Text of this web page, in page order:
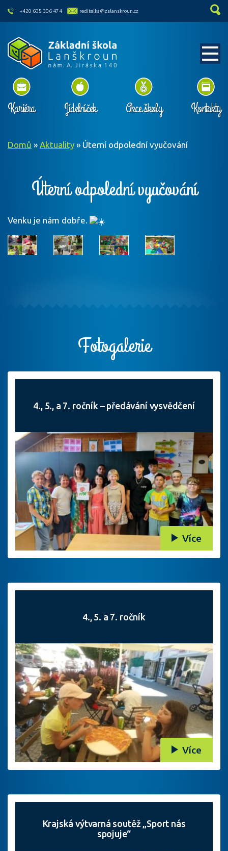
skip to main content
+420 605 306 474 reditelka@zslanskroun.cz
Kariéra Jídelníček Akce školy Kontakty
Domů » Aktuality » Úterní odpolední vyučování
Úterní odpolední vyučování
Venku je nám dobře.
Fotogalerie
4., 5., a 7. ročník – předávání vysvědčení
Více
4., 5. a 7. ročník
Více
Krajská výtvarná soutěž „Sport nás
spojuje“